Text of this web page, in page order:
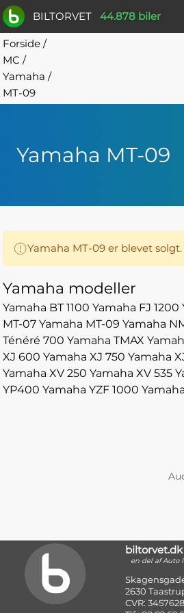
BILTORVET 44.878 biler
Forside /
MC /
Yamaha /
MT-09
Yamaha MT-09
Yamaha MT-09 er blevet
Yamaha modeller
Yamaha BT 1100 Yamaha FJ 1200
MT-07 Yamaha MT-09 Yamaha
Ténéré 700 Yamaha TMAX
XJ 600 Yamaha XJ 750 Yamaha
Yamaha XV 250 Yamaha XV 535
YP400 Yamaha YZF 1000
biltorvet.dk
en del af Auto
2630
CVR: